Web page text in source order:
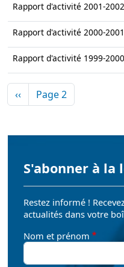
Rapport d'activité 2001-2002
Rapport d'activité 2000-2001
Rapport d'activité 1999-2000
Pagination
Page précédente
‹‹ Page 2
S'abonner à la
Restez informé !
actualités dans votre
Nom et prénom